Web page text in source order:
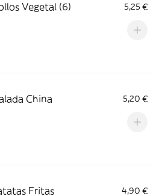
Vegetal (6) 5,25 €
China 5,20 €
Fritas 4,90 €